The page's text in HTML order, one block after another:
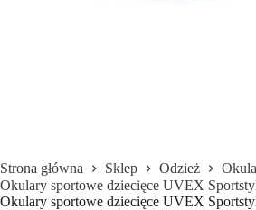
Strona główna Sklep Odzież
Okulary sportowe dziecięce UVEX
Okulary sportowe dziecięce UVEX